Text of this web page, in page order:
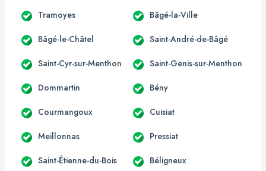
Tramoyes Bâgé-la-Ville
Bâgé-le-Châtel Saint-André-de-Bâgé
Saint-Cyr-sur-Menthon Saint-Genis-sur-Menthon
Dommartin Bény
Courmangoux Cuisiat
Meillonnas Pressiat
Saint-Étienne-du-Bois Béligneux